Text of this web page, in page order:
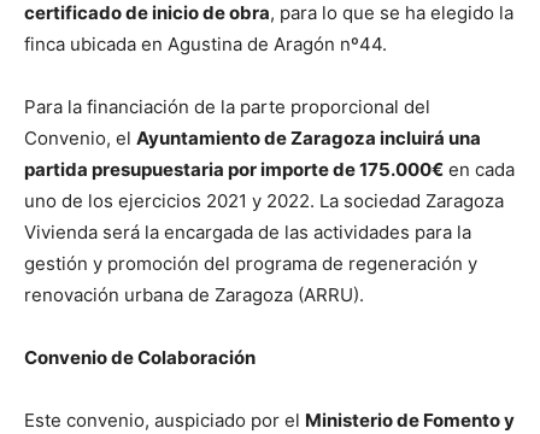
certificado de inicio de obra, para lo que se ha elegido la
finca ubicada en Agustina de Aragón nº44.
Para la financiación de la parte proporcional del
Convenio, el Ayuntamiento de Zaragoza incluirá una
partida presupuestaria por importe de 175.000€ en cada
uno de los ejercicios 2021 y 2022. La sociedad Zaragoza
Vivienda será la encargada de las actividades para la
gestión y promoción del programa de regeneración y
renovación urbana de Zaragoza (ARRU).
Convenio de Colaboración
Este convenio, auspiciado por el Ministerio de Fomento y